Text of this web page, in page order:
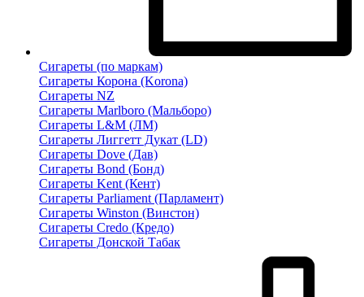
Сигареты (по маркам)
Сигареты Корона (Korona)
Сигареты NZ
Сигареты Marlboro (Мальборо)
Сигареты L&M (ЛМ)
Сигареты Лиггетт Дукат (LD)
Сигареты Dove (Дав)
Сигареты Bond (Бонд)
Сигареты Kent (Кент)
Сигареты Parliament (Парламент)
Сигареты Winston (Винстон)
Сигареты Credo (Кредо)
Сигареты Донской Табак